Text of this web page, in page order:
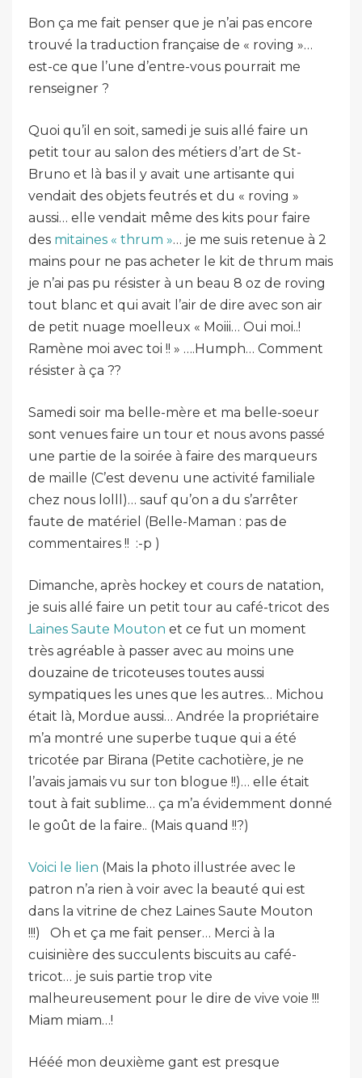
Bon ça me fait penser que je n’ai pas encore
trouvé la traduction française de « roving »…
est-ce que l’une d’entre-vous pourrait me
renseigner ?
Quoi qu’il en soit, samedi je suis allé faire un
petit tour au salon des métiers d’art de St-
Bruno et là bas il y avait une artisante qui
vendait des objets feutrés et du « roving »
aussi… elle vendait même des kits pour faire
des mitaines « thrum »… je me suis retenue à 2
mains pour ne pas acheter le kit de thrum mais
je n’ai pas pu résister à un beau 8 oz de roving
tout blanc et qui avait l’air de dire avec son air
de petit nuage moelleux « Moiii… Oui moi..!
Ramène moi avec toi !! » ….Humph… Comment
résister à ça ??
Samedi soir ma belle-mère et ma belle-soeur
sont venues faire un tour et nous avons passé
une partie de la soirée à faire des marqueurs
de maille (C’est devenu une activité familiale
chez nous lolll)… sauf qu’on a du s’arrêter
faute de matériel (Belle-Maman : pas de
commentaires !! :-p )
Dimanche, après hockey et cours de natation,
je suis allé faire un petit tour au café-tricot des
Laines Saute Mouton et ce fut un moment
très agréable à passer avec au moins une
douzaine de tricoteuses toutes aussi
sympatiques les unes que les autres… Michou
était là, Mordue aussi… Andrée la propriétaire
m’a montré une superbe tuque qui a été
tricotée par Birana (Petite cachotière, je ne
l’avais jamais vu sur ton blogue !!)… elle était
tout à fait sublime… ça m’a évidemment donné
le goût de la faire.. (Mais quand !!?)
Voici le lien (Mais la photo illustrée avec le
patron n’a rien à voir avec la beauté qui est
dans la vitrine de chez Laines Saute Mouton
!!!) Oh et ça me fait penser… Merci à la
cuisinière des succulents biscuits au café-
tricot… je suis partie trop vite
malheureusement pour le dire de vive voie !!!
Miam miam…!
Hééé mon deuxième gant est presque